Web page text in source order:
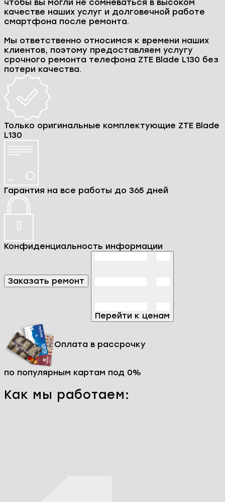
Ремонт ZTE Blade L130 в
Минске
Столкнулись с проблемой в работе вашего
смартфона ZTE Blade L130? Не спешите
расставаться! Наш сервисный центр E-group
поможет вам в любой ситуации и вернет к
жизни ваш телефон, даже если он кажется
безнадежно сломанным.
ZTE Blade L130 и досконально знаем все его
особенности и нюансы. К каждому гаджету мы
подходим индивидуально, ведь даже одна и та
же поломка может иметь разные причины и
требовать различных решений.
Мы осуществляем ремонт как программной, так
и аппаратной части телефонов ZTE Blade L130. В
процессе ремонта наши специалисты
качестве наших услуг и долговечной работе
смартфона после ремонта.
клиентов, поэтому предоставляем услугу
срочного ремонта телефона ZTE Blade L130 без
потери качества.
Только оригинальные комплектующие ZTE Blade